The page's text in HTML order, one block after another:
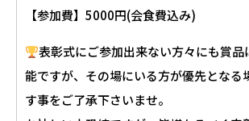
【参加費】5000円(会食費込み)
表彰式にご参加出来ない方々にも賞品
能ですが、その場にいる方が優先となる
す事をご了承下さいませ。